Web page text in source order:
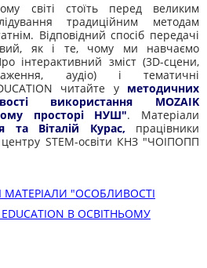
світі стоїть перед великим
традиційним методам
Відповідний спосіб передачі
як і те, чому ми навчаємо
інтерактивний зміст (3D-сцени,
аудіо) і тематичні
читайте у методичних
використання MOZAIK
просторі НУШ". Матеріали
та Віталій Курас, працівники
центру STEM-освіти КНЗ "ЧОІПОПП
"ОСОБЛИВОСТІ
В ОСВІТНЬОМУ